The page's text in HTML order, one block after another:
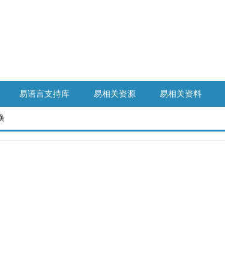
易语言支持库 易相关资源 易相关资料